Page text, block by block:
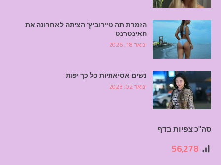
הזמרת תה טיירוביץ' הציתה לאחרונה את
האינטרנט
ינואר 18, 2026
נשים אסיאתיות כל כך יפות
ינואר 02, 2023
סה"כ צפיות בדף
56,278